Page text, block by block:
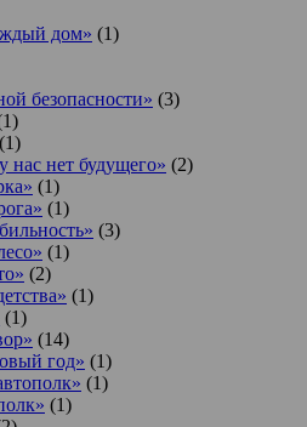
дом» (1)
безопасности» (3)
(1)
нас нет будущего» (2)
(1)
(1)
(3)
(1)
(2)
(1)
(1)
(14)
год» (1)
(1)
(1)